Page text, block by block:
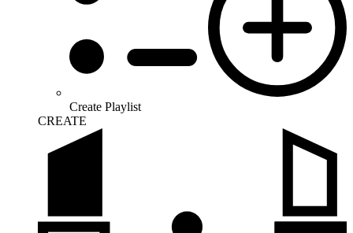
Create Playlist
CREATE